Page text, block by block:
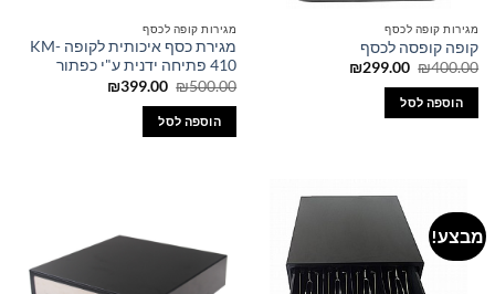
מגירות קופה לכסף
קופה קופסה לכסף
₪400.00
המחיר
היה:
₪400.00.
₪299.00
המחיר
הוספה לסל
מגירות קופה לכסף
מגירת כסף איכותית לקופה KM-
410 פתיחה ידנית ע"י כפתור
₪500.00
המחיר
היה:
₪500.00.
₪399.00
המחיר
הוספה לסל
מבצע!